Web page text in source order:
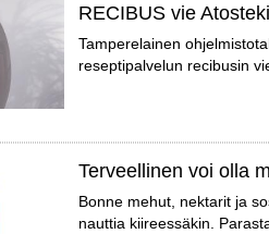
RECIBUS vie
Tamperelainen
reseptipalvelun recibusin
Terveellinen voi olla
Bonne mehut, nektarit ja
nauttia kiireessäkin.